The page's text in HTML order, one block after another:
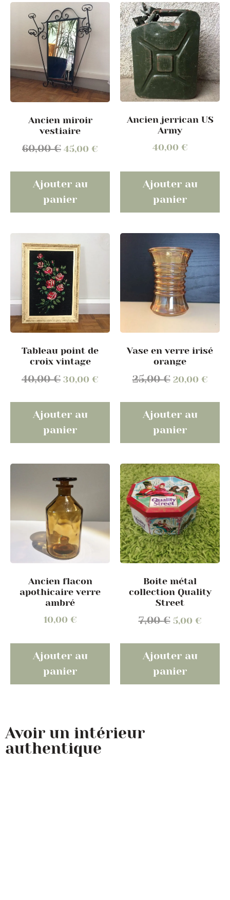
Ancien miroir
vestiaire
60,00€ 45,00 €
Ajouter au
panier
Ancien jerrican US
Army
40,00 €
Ajouter au
panier
Tableau point de
croix vintage
40,00€ 30,00 €
Ajouter au
panier
Vase en verre irisé
orange
25,00€ 20,00 €
Ajouter au
panier
Ancien flacon
apothicaire verre
ambré
10,00 €
Ajouter au
panier
Boite métal
collection Quality
Street
7,00€ 5,00 €
Ajouter au
panier
Avoir un intérieur
authentique